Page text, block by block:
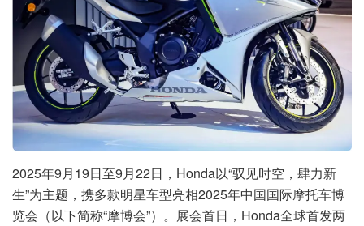
2025年9月19日至9月22日，Honda以“驭见时空，肆力新
生”为主题，携多款明星车型亮相2025年中国国际摩托车博
览会（以下简称“摩博会”）。展会首日，Honda全球首发两